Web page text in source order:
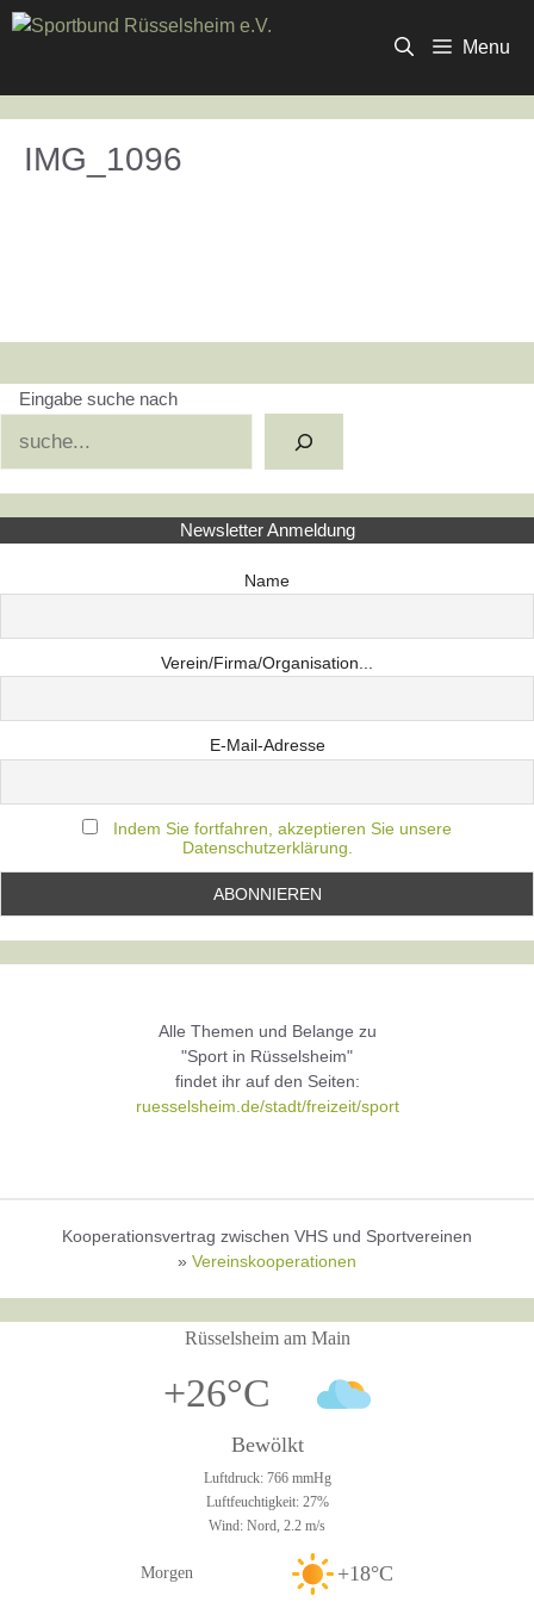
Zum
Inhalt
Menu
IMG_1096
Eingabe suche nach
Newsletter Anmeldung
Name
Verein/Firma/Organisation...
E-Mail-Adresse
Indem Sie fortfahren, akzeptieren Sie unsere
Datenschutzerklärung.
Alle Themen und Belange zu
"Sport in Rüsselsheim"
findet ihr auf den Seiten:
ruesselsheim.de/stadt/freizeit/sport
Kooperationsvertrag zwischen VHS und Sportvereinen
» Vereinskooperationen
Rüsselsheim am Main
+26°C
Bewölkt
Luftdruck: 766 mmHg
Luftfeuchtigkeit: 27%
Wind: Nord, 2.2 m/s
Morgen +18°C